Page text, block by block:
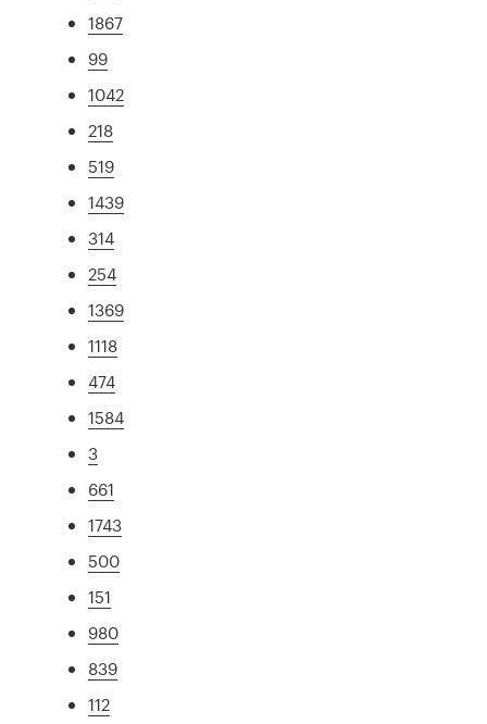
1867
99
1042
218
519
1439
314
254
1369
1118
474
1584
3
661
1743
500
151
980
839
112